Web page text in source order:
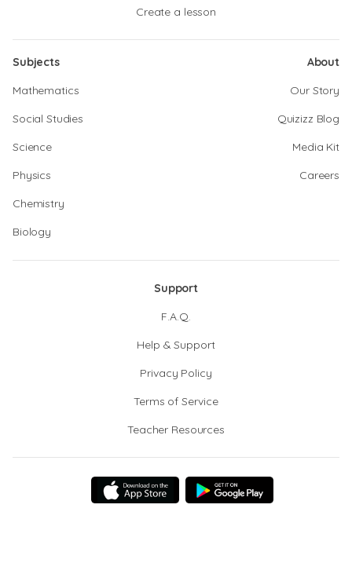
Create a lesson
Subjects
Mathematics
Social Studies
Science
Physics
Chemistry
Biology
About
Our Story
Quizizz Blog
Media Kit
Careers
Support
F.A.Q.
Help & Support
Privacy Policy
Terms of Service
Teacher Resources